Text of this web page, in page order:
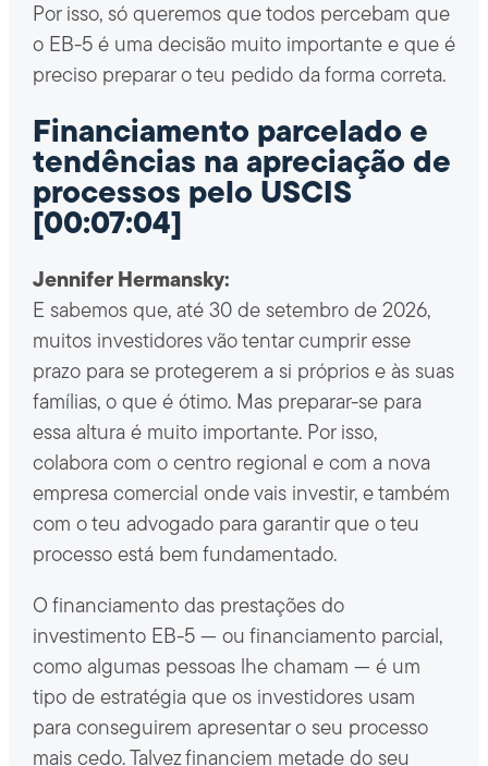
Por isso, só queremos que todos percebam que
o EB-5 é uma decisão muito importante e que é
preciso preparar o teu pedido da forma correta.
Financiamento parcelado e
tendências na apreciação de
processos pelo USCIS
[00:07:04]
Jennifer Hermansky:
E sabemos que, até 30 de setembro de 2026,
muitos investidores vão tentar cumprir esse
prazo para se protegerem a si próprios e às suas
famílias, o que é ótimo. Mas preparar-se para
essa altura é muito importante. Por isso,
colabora com o centro regional e com a nova
empresa comercial onde vais investir, e também
com o teu advogado para garantir que o teu
processo está bem fundamentado.
O financiamento das prestações do
investimento EB-5 — ou financiamento parcial,
como algumas pessoas lhe chamam — é um
tipo de estratégia que os investidores usam
para conseguirem apresentar o seu processo
mais cedo. Talvez financiem metade do seu